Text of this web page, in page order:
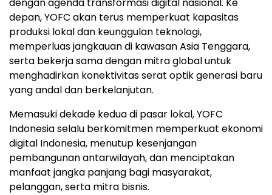
depan, YOFC akan terus memperkuat kapasitas
produksi lokal dan keunggulan teknologi,
memperluas jangkauan di kawasanAsia Tenggara,
serta bekerja sama dengan mitra global untuk
menghadirkan konektivitas serat optik generasi baru
yang andal dan berkelanjutan.
Memasuki dekade kedua di pasar lokal, YOFC
Indonesia selalu berkomitmen memperkuat ekonomi
digital Indonesia, menutup kesenjangan
pembangunan antarwilayah, dan menciptakan
manfaat jangka panjang bagi masyarakat,
pelanggan, serta mitra bisnis.